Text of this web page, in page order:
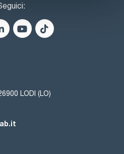
LODI (LO)